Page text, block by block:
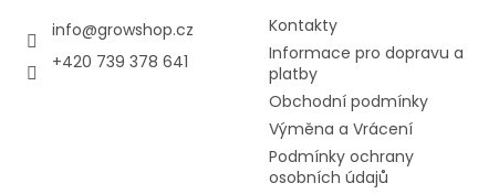
info@growshop.cz
+420 739 378 641
Kontakty
Informace pro dopravu a
platby
Obchodní podmínky
Výměna a Vrácení
Podmínky ochrany
osobních údajů